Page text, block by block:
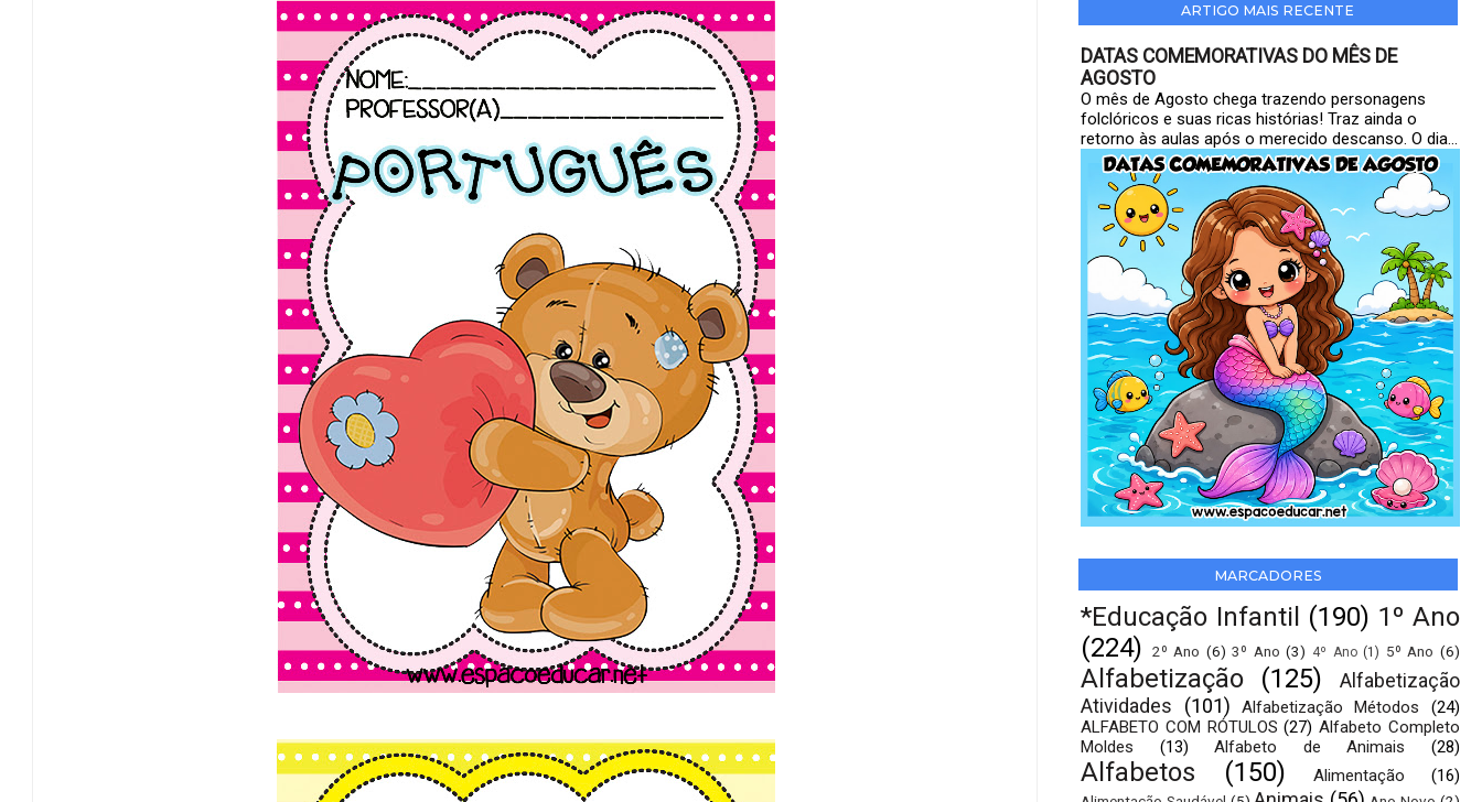
ARTIGO MAIS RECENTE
DATAS COMEMORATIVAS DO MÊS DE
AGOSTO
O mês de Agosto chega trazendo personagens
folclóricos e suas ricas histórias! Traz ainda o
retorno às aulas após o merecido descanso. O dia...
MARCADORES
*Educação Infantil (190) 1º Ano
(224)
2º Ano (6) 3º Ano (3) 4º Ano (1) 5º Ano (6)
Alfabetização (125)
Alfabetização
Atividades
(101) Alfabetização Métodos
(24)
ALFABETO COM RÓTULOS (27) Alfabeto Completo
Moldes
(13) Alfabeto de Animais (28)
Alfabetos (150) Alimentação (16)